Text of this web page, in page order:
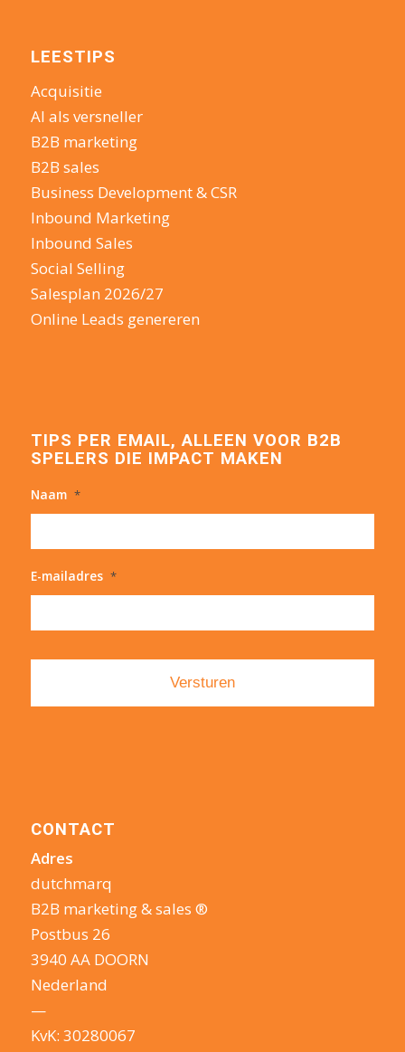
LEESTIPS
Acquisitie
AI als versneller
B2B marketing
B2B sales
Business Development & CSR
Inbound Marketing
Inbound Sales
Social Selling
Salesplan 2026/27
Online Leads genereren
TIPS PER EMAIL, ALLEEN VOOR B2B
SPELERS DIE IMPACT MAKEN
Naam *
E-mailadres *
CONTACT
Adres
dutchmarq
B2B marketing & sales ®
Postbus 26
3940 AA DOORN
Nederland
—
KvK: 30280067